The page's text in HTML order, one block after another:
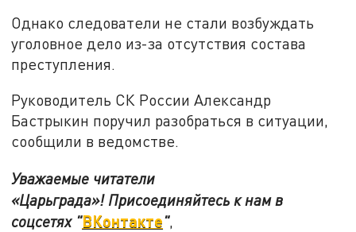
Однако следователи не стали возбуждать
уголовное дело из-за отсутствия состава
преступления.
Руководитель СК России Александр
Бастрыкин поручил разобраться в ситуации,
сообщили в ведомстве.
Уважаемые читатели
«Царьграда»! Присоединяйтесь к нам в
соцсетях "ВКонтакте",